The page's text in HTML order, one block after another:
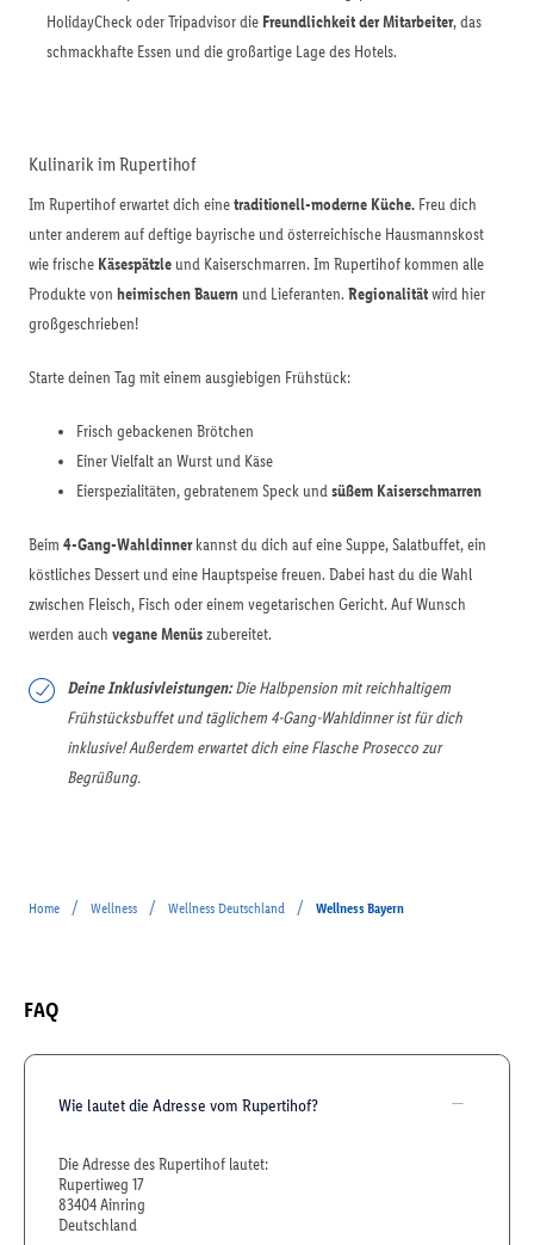
HolidayCheck oder Tripadvisor die Freundlichkeit der Mitarbeiter, das
schmackhafte Essen und die großartige Lage des Hotels.
Kulinarik im Rupertihof
Im Rupertihof erwartet dich einetraditionell-moderne Küche. Freu dich
unter anderem auf deftige bayrische und österreichische Hausmannskost
wie frische Käsespätzle und Kaiserschmarren. Im Rupertihof kommen alle
Produkte von heimischen Bauern und Lieferanten. Regionalitätwird hier
großgeschrieben!
Starte deinen Tag mit einem ausgiebigen Frühstück:
Frisch gebackenen Brötchen
Einer Vielfalt an Wurst und Käse
Eierspezialitäten, gebratenem Speck undsüßem Kaiserschmarren
Beim 4-Gang-Wahldinnerkannst du dich auf eine Suppe, Salatbuffet, ein
köstliches Dessert und eine Hauptspeise freuen. Dabei hast du die Wahl
zwischen Fleisch, Fisch oder einem vegetarischen Gericht. Auf Wunsch
werden auch vegane Menüszubereitet.
Deine Inklusivleistungen:Die Halbpension mit reichhaltigem
Frühstücksbuffet und täglichem 4-Gang-Wahldinner ist für dich
inklusive! Außerdem erwartet dich eine Flasche Prosecco zur
Begrüßung.
Home / Wellness / Wellness Deutschland / Wellness Bayern
FAQ
Wie lautet die Adresse vom Rupertihof?
Die Adresse des Rupertihof lautet:
Rupertiweg 17
83404 Ainring
Deutschland